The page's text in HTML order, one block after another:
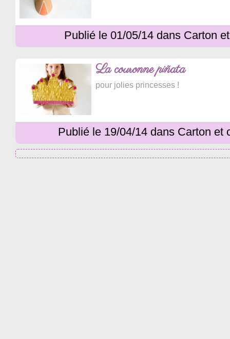
Publié le 01/05/14 dans Carton
La couronne piñata
pour jolies princesses !
Publié le 19/04/14 dans Carton et